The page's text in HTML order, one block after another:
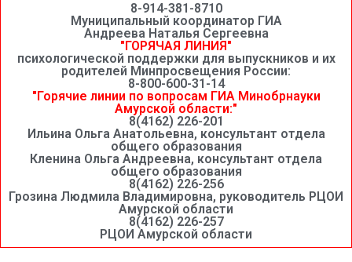
8-914-381-8710
Муниципальный координатор ГИА
Андреева Наталья Сергеевна
"ГОРЯЧАЯ ЛИНИЯ"
психологической поддержки для выпускников и их
родителей Минпросвещения России:
8-800-600-31-14
"Горячие линии по вопросам ГИА Минобрнауки
Амурской области:"
8(4162) 226-201
Ильина Ольга Анатольевна, консультант отдела
общего образования
Кленина Ольга Андреевна, консультант отдела
общего образования
8(4162) 226-256
Грозина Людмила Владимировна, руководитель РЦОИ
Амурской области
8(4162) 226-257
РЦОИ Амурской области